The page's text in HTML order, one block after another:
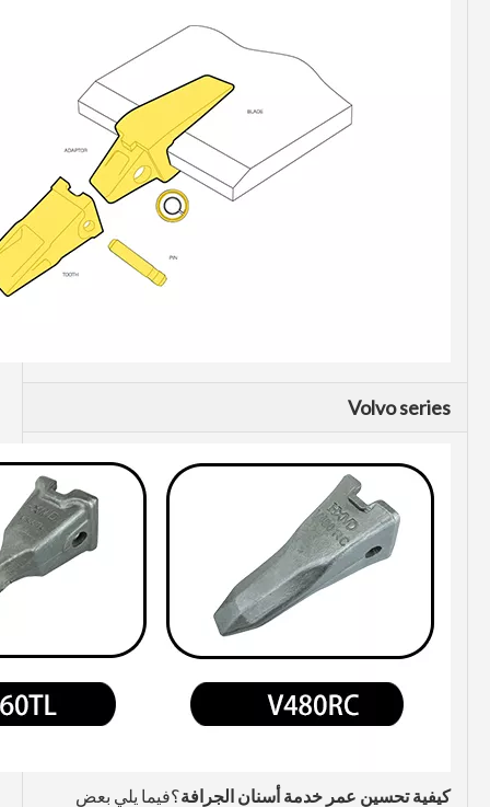
Volvo series
كيفية تحسين عمر خدمة أسنان الجرافة؟فيما يلي بعض